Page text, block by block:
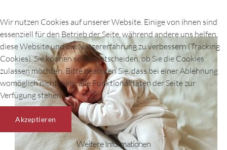
Wir nutzen Cookies auf unserer Website. Einige von ihnen sind
essenziell für den Betrieb der Seite, während andere uns helfen,
diese Website und die Nutzererfahrung zu verbessern (Tracking
Cookies). Sie können selbst entscheiden, ob Sie die Cookies
zulassen möchten. Bitte beachten Sie, dass bei einer Ablehnung
womöglich nicht mehr alle Funktionalitäten der Seite zur
Verfügung stehen.
Akzeptieren
Weitere Informationen